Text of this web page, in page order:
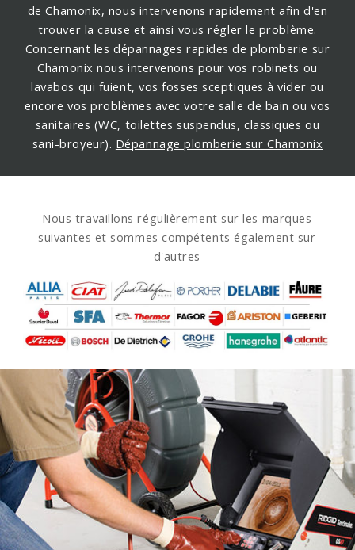
de Chamonix, nous intervenons rapidement afin d'en
trouver la cause et ainsi vous régler le problème.
Concernant les dépannages rapides de plomberie sur
Chamonix nous intervenons pour vos robinets ou
lavabos qui fuient, vos fosses sceptiques à vider ou
encore vos problèmes avec votre salle de bain ou vos
sanitaires (WC, toilettes suspendus, classiques ou
sani-broyeur). Dépannage plomberie sur Chamonix
Nous travaillons régulièrement sur les marques
suivantes et sommes compétents également sur
d'autres